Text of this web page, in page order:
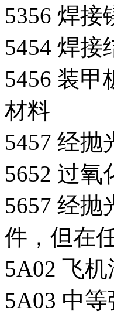
5356 焊接
5454 焊
5456 装
材料
5457 经
5652 过
5657 经
件，但在
5A02 飞
5A03 中